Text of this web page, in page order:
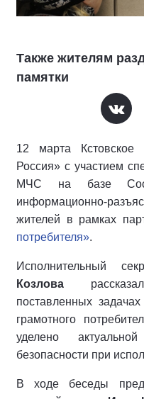
Также жителям
памятки
12 марта Кстовское
Россия» с участием
МЧС на базе
информационно-
жителей в рамках
потребителя».
Исполнительный
Козлова
поставленных
грамотного
уделено
безопасности при
В ходе беседы